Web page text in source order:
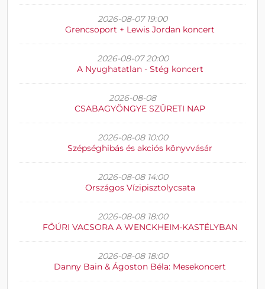
2026-08-07 19:00
Grencsoport + Lewis Jordan koncert
2026-08-07 20:00
A Nyughatatlan - Stég koncert
2026-08-08
CSABAGYÖNGYE SZÜRETI NAP
2026-08-08 10:00
Szépséghibás és akciós könyvvásár
2026-08-08 14:00
Országos Vízipisztolycsata
2026-08-08 18:00
FŐÚRI VACSORA A WENCKHEIM-KASTÉLYBAN
2026-08-08 18:00
Danny Bain & Ágoston Béla: Mesekoncert